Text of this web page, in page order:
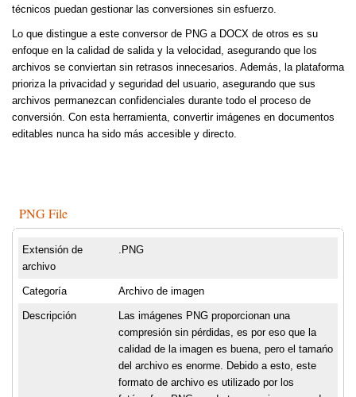
técnicos puedan gestionar las conversiones sin esfuerzo.
Lo que distingue a este conversor de PNG a DOCX de otros es su
enfoque en la calidad de salida y la velocidad, asegurando que los
archivos se conviertan sin retrasos innecesarios. Además, la plataforma
prioriza la privacidad y seguridad del usuario, asegurando que sus
archivos permanezcan confidenciales durante todo el proceso de
conversión. Con esta herramienta, convertir imágenes en documentos
editables nunca ha sido más accesible y directo.
PNG File
Extensión de
archivo
.PNG
Categoría Archivo de imagen
Descripción
Las imágenes PNG proporcionan una
compresión sin pérdidas, es por eso que la
calidad de la imagen es buena, pero el tamańo
del archivo es enorme. Debido a esto, este
formato de archivo es utilizado por los